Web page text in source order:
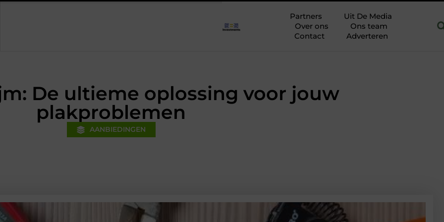
voorsprong voor jouw mkb-bedrijf met een boekhouder in Hoofddorp
Partners
Uit De Media
Over ons
Ons team
Contact
Adverteren
De ultieme oplossing voor jouw
plakproblemen
AANBIEDINGEN